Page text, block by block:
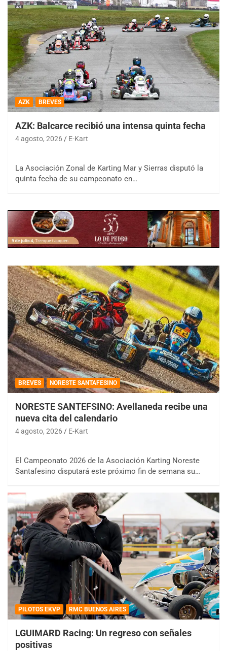
AZK BREVES
AZK: Balcarce recibió una intensa quinta fecha
4 agosto, 2026 E-Kart
La Asociación Zonal de Karting Mar y Sierras disputó la
quinta fecha de su campeonato en…
BREVES NORESTE SANTAFESINO
NORESTE SANTEFSINO: Avellaneda recibe una
nueva cita del calendario
4 agosto, 2026 E-Kart
El Campeonato 2026 de la Asociación Karting Noreste
Santafesino disputará este próximo fin de semana su…
PILOTOS EKVP RMC BUENOS AIRES
LGUIMARD Racing: Un regreso con señales
positivas